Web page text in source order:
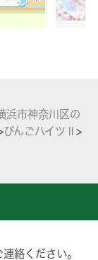
浜市神奈川区の
びんごハイツⅡ >
絡ください。